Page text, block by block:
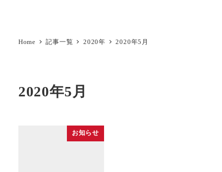
Home 記事一覧 2020年 2020年5月
2020年5月
お知らせ